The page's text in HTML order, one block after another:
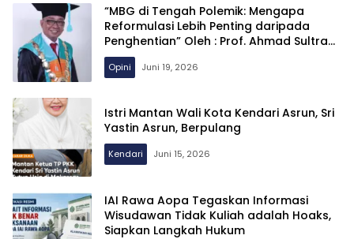
“MBG di Tengah Polemik: Mengapa
Reformulasi Lebih Penting daripada
Penghentian” Oleh : Prof. Ahmad Sultra
Rustan (Dosen IAIN Kendari)
Opini Juni 19, 2026
Istri Mantan Wali Kota Kendari Asrun, Sri
Yastin Asrun, Berpulang
Kendari Juni 15, 2026
IAI Rawa Aopa Tegaskan Informasi
Wisudawan Tidak Kuliah adalah Hoaks,
Siapkan Langkah Hukum